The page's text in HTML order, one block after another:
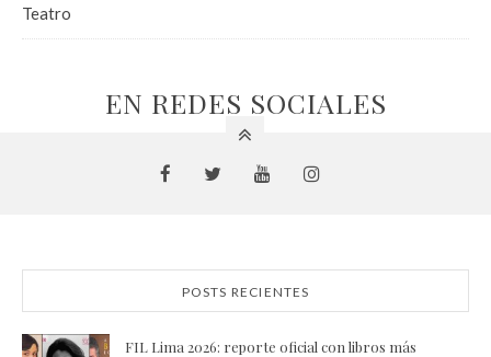
Teatro
EN REDES SOCIALES
POSTS RECIENTES
FIL Lima 2026: reporte oficial con libros más